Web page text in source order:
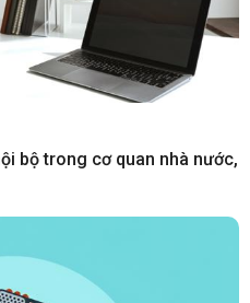
bộ trong cơ quan nhà nước,